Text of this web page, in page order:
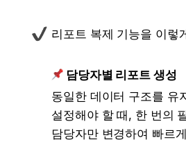
리포트 복제 기능을 이렇
담당자별 리포트 생성
동일한 데이터 구조를 유
설정해야 할 때, 한 번의
담당자만 변경하여 빠르